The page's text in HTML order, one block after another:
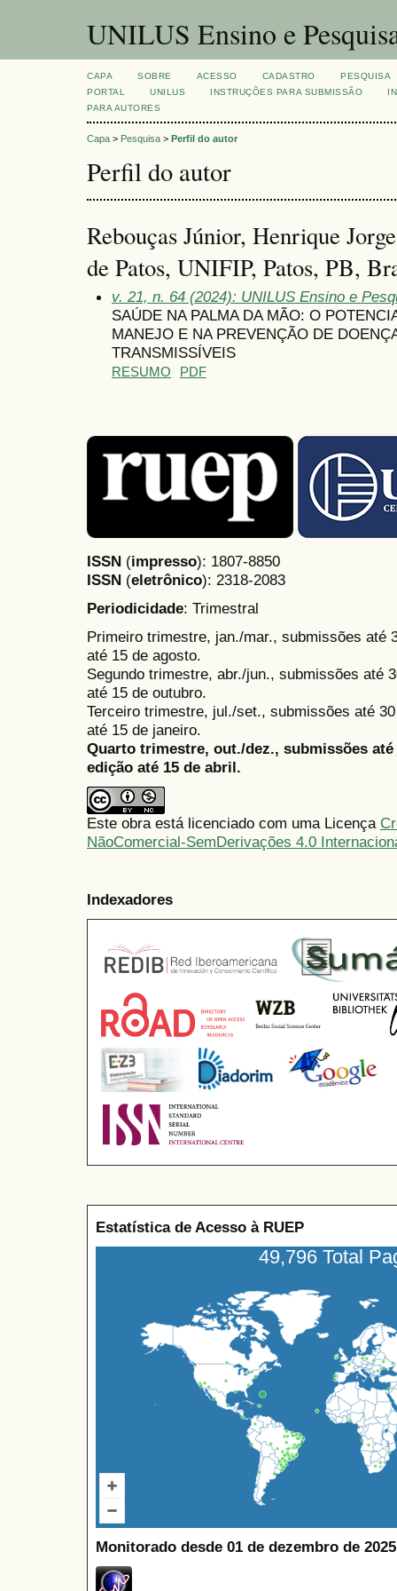
UNILUS Ensino e
CAPA SOBRE ACESSO CADASTRO
PESQUISA
PORTAL
UNILUS INSTRUÇÕES PARA SUBMISSÃO
PARA AUTORES
Capa > Pesquisa > Perfil do autor
Perfil do autor
Rebouças Júnior, Henrique
de Patos, UNIFIP, Patos, PB,
v. 21, n. 64 (2024): UNILUS Ensino e
SAÚDE NA PALMA DA MÃO: O
MANEJO E NA PREVENÇÃO DE
TRANSMISSÍVEIS
RESUMO PDF
ISSN (impresso): 1807-8850
ISSN (eletrônico): 2318-2083
Periodicidade: Trimestral
Primeiro trimestre, jan./mar., submissões até
até 15 de agosto.
Segundo trimestre, abr./jun., submissões até
até 15 de outubro.
Terceiro trimestre, jul./set., submissões até
até 15 de janeiro.
Quarto trimestre, out./dez., submissões
edição até 15 de abril.
Este obra está licenciado com uma Licença
NãoComercial-SemDerivações 4.0
Indexadores
Estatística de Acesso à RUEP
49,796 Total
Monitorado desde 01 de dezembro de